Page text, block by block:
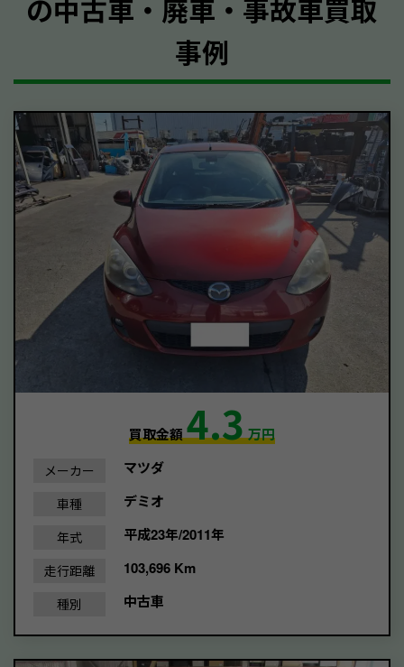
の中古車・廃車・事故車買取
事例
買取金額4.3万円
メーカー マツダ
車種 デミオ
年式 平成23年/2011年
走行距離 103,696 Km
種別 中古車